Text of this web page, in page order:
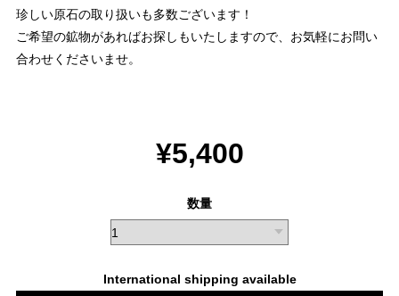
珍しい原石の取り扱いも多数ございます！
ご希望の鉱物があればお探しもいたしますので、お気軽にお問い
合わせくださいませ。
¥5,400
数量
International shipping available